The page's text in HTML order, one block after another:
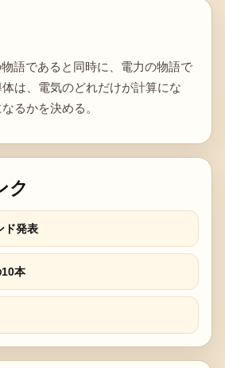
語であると同時に、電力の物語で
は、電気のどれだけが計算にな
るかを決める。
ク
ド発表
本